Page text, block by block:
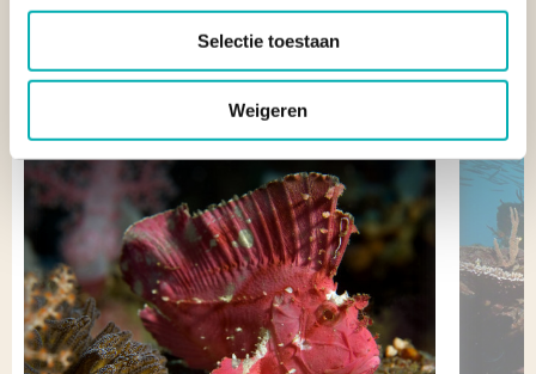
Selectie toestaan
Weigeren
Onderstaande voorbeeldreizen bieden een basis om jouw reis
naar de mogelijkheid om Apo Reef National Park in de
Filipijnen te bezoeken.